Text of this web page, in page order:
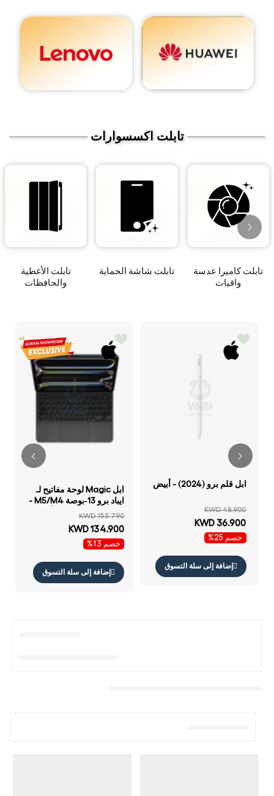
تابلت اكسسوارات
تابلت الأغطية
والحافظات
تابلت شاشة الحماية
تابلت كاميرا عدسة
واقيات
ابل قلم برو (2024) - أبيض
KWD 48.900
KWD 36.900
خصم 25%
إضافة إلى سلة التسوق
ابل Magic لوحة مفاتيح لـ
ايباد برو 13‑بوصة M5/M4 -
KWD 153.790
KWD 134.900
خصم 13%
إضافة إلى سلة التسوق